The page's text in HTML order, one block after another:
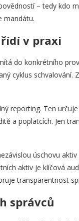
– tedy kdo
mandátu.
řídí v praxi
do konkrétního
cyklus
reporting. Ten
a poplatcích. Jen
úschovu
aktiv je klíčová
transparentnost
správců